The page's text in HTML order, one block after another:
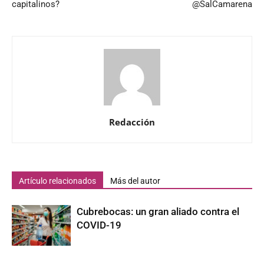
capitalinos? @SalCamarena
Redacción
Artículo relacionados Más del autor
Cubrebocas: un gran aliado contra el
COVID-19